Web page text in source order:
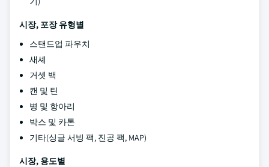
시장, 포장 유형별
스탠드업 파우치
새셰
거셋 백
캔 및 틴
병 및 항아리
박스 및 카톤
기타(싱글 서빙 팩, 진공 팩, MAP)
시장, 용도별